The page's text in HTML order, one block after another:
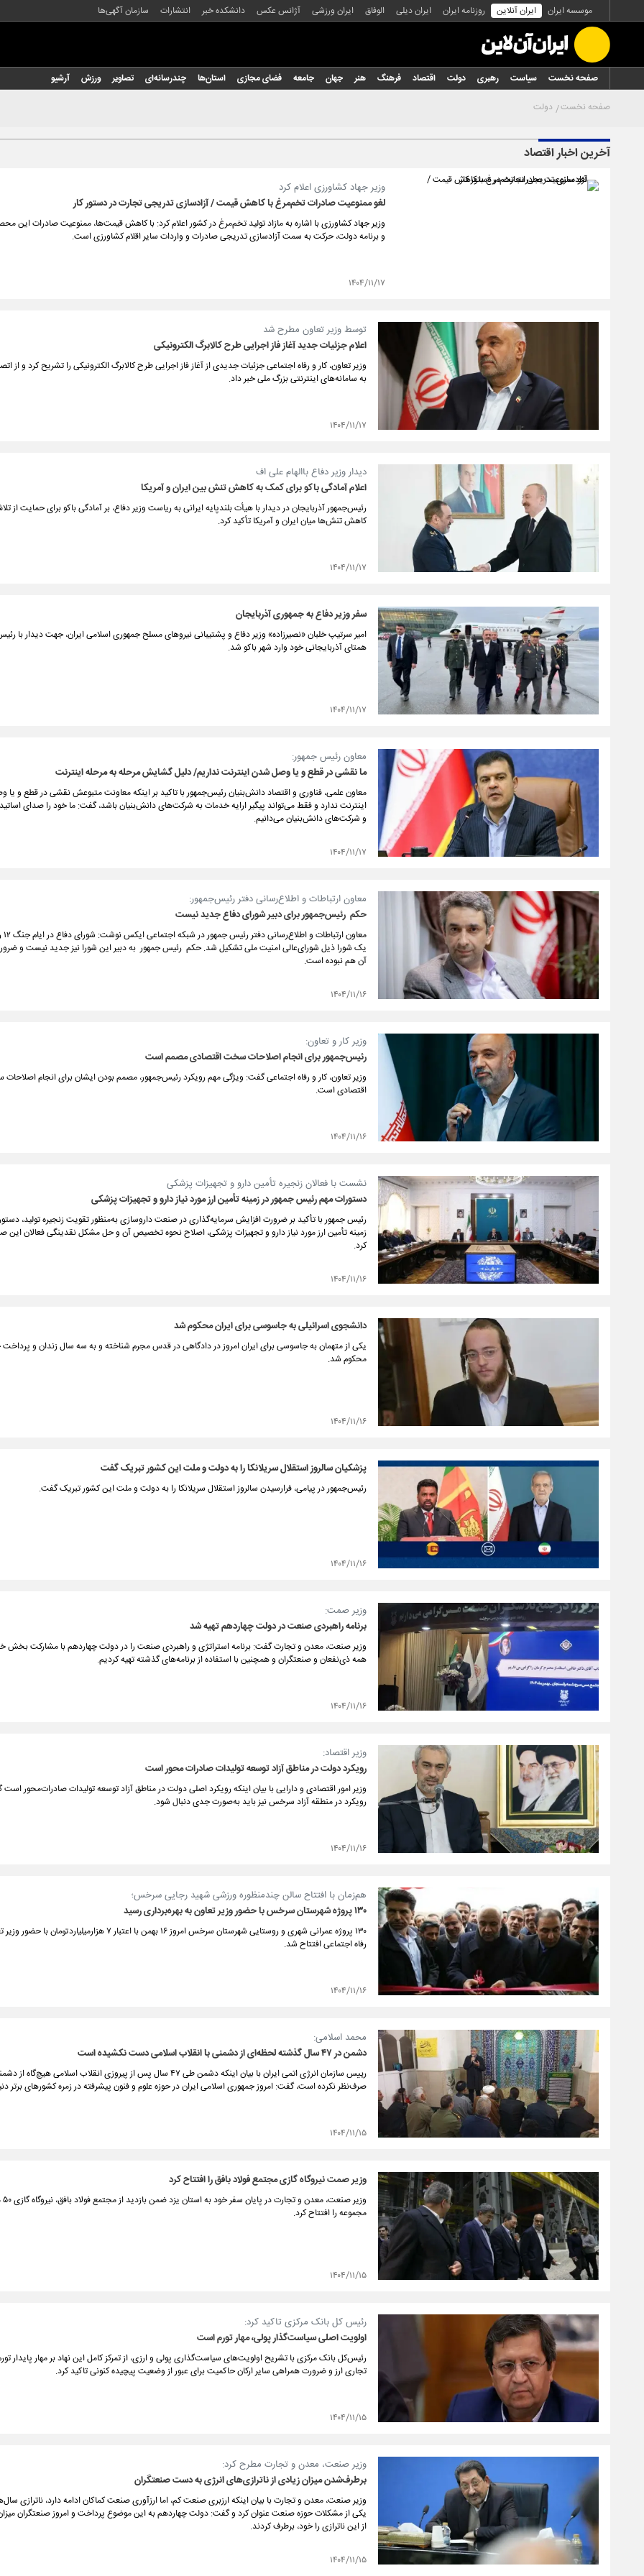
موسسه ایران ایران آنلاین روزنامه ایران ایران دیلی الوفاق ایران ورزشی آژانس عکس دانشکده خبر انتشارات سازمان آگهی‌ها
صفحه نخست سیاست رهبری دولت اقتصاد فرهنگ هنر جهان جامعه فضای مجازی استان‌ها چندرسانه‌ای تصاویر ورزش آرشیو
صفحه نخست دولت
آخرین اخبار اقتصاد
وزیر جهاد کشاورزی اعلام کرد
لغو ممنوعیت صادرات تخم‌مرغ با کاهش قیمت / آزادسازی تدریجی تجارت در دستور کار
وزیر جهاد کشاورزی با اشاره به مازاد تولید تخم‌مرغ در کشور اعلام کرد: با کاهش قیمت‌ها، ممنوعیت صادرات این
و برنامه دولت، حرکت به سمت آزادسازی تدریجی صادرات و واردات سایر اقلام کشاورزی است.
۱۴۰۴/۱۱/۱۷
توسط وزیر تعاون مطرح شد
اعلام جزئیات جدید آغاز فاز اجرایی طرح کالابرگ الکترونیکی
وزیر تعاون، کار و رفاه اجتماعی جزئیات جدیدی از آغاز فاز اجرایی طرح کالابرگ الکترونیکی را تشریح کرد و از
به سامانه‌های اینترنتی بزرگ ملی خبر داد.
۱۴۰۴/۱۱/۱۷
دیدار وزیر دفاع باالهام علی اف
اعلام آمادگی باکو برای کمک به کاهش تنش‌ بین ایران و آمریکا
رئیس‌جمهور آذربایجان در دیدار با هیأت بلندپایه ایرانی به ریاست وزیر دفاع، بر آمادگی باکو برای حمایت از
کاهش تنش‌ها میان ایران و آمریکا تأکید کرد.
۱۴۰۴/۱۱/۱۷
سفر وزیر دفاع به جمهوری آذربایجان
امیر سرتیپ خلبان «نصیرزاده» وزیر دفاع و پشتیبانی نیروهای مسلح جمهوری اسلامی ایران، جهت دیدار با
همتای آذربایجانی خود وارد شهر باکو شد.
۱۴۰۴/۱۱/۱۷
معاون رئیس جمهور:
ما نقشی در قطع و یا وصل شدن اینترنت نداریم/ دلیل گشایش مرحله به مرحله اینترنت
معاون علمی، فناوری و اقتصاد دانش‌بنیان رئیس‌جمهور با تاکید بر اینکه معاونت متبوعش نقشی در قطع و
اینترنت ندارد و فقط می‌تواند پیگیر ارایه خدمات به شرکت‌های دانش‌بنیان باشد، گفت: ما خود را صدای
و شرکت‌های دانش‌بنیان می‌دانیم.
۱۴۰۴/۱۱/۱۷
معاون ارتباطات و اطلاع‌رسانی دفتر رئیس‌جمهور:
حکم ⁧ رئیس‌جمهور⁩ برای دبیر شورای دفاع جدید نیست
یک شورا ذیل شورای‌عالی امنیت ملی تشکیل شد. حکم ⁧ رئیس جمهور ⁩ به دبیر این شورا نیز
آن هم نبوده است.
۱۴۰۴/۱۱/۱۶
وزیر کار و تعاون:
رئیس‌جمهور برای انجام اصلاحات سخت اقتصادی مصمم است
وزیر تعاون، کار و رفاه اجتماعی گفت: ویژگی مهم رویکرد رئیس‌جمهور، مصمم بودن ایشان برای انجام
اقتصادی است.
۱۴۰۴/۱۱/۱۶
نشست با فعالان زنجیره تأمین دارو و تجهیزات پزشکی
دستورات مهم رئیس جمهور در زمینه تأمین ارز مورد نیاز دارو و تجهیزات پزشکی
رئیس جمهور با تأکید بر ضرورت افزایش سرمایه‌گذاری در صنعت داروسازی به‌منظور تقویت زنجیره تولید،
زمینه تأمین ارز مورد نیاز دارو و تجهیزات پزشکی، اصلاح نحوه تخصیص آن و حل مشکل نقدینگی فعالان این
کرد.
۱۴۰۴/۱۱/۱۶
دانشجوی اسرائیلی به جاسوسی برای ایران محکوم شد
یکی از متهمان به جاسوسی برای ایران امروز در دادگاهی در قدس مجرم شناخته و به سه سال زندان و
محکوم شد.
۱۴۰۴/۱۱/۱۶
پزشکیان سالروز استقلال سریلانکا را به دولت و ملت این کشور تبریک گفت
رئیس‌جمهور در پیامی، فرارسیدن سالروز استقلال سریلانکا را به دولت و ملت این کشور تبریک گفت.
۱۴۰۴/۱۱/۱۶
وزیر صمت:
برنامه راهبردی صنعت در دولت چهاردهم تهیه شد
وزیر صنعت، معدن و تجارت گفت: برنامه استراتژی و راهبردی صنعت را در دولت چهاردهم با مشارکت
همه ذی‌نفعان و صنعتگران و همچنین با استفاده از برنامه‌های گذشته تهیه کردیم.
۱۴۰۴/۱۱/۱۶
وزیر اقتصاد:
رویکرد دولت در مناطق آزاد توسعه تولیدات صادرات محور است
وزیر امور اقتصادی و دارایی با بیان اینکه رویکرد اصلی دولت در مناطق آزاد توسعه تولیدات صادرات‌محور
رویکرد در منطقه آزاد سرخس نیز باید به‌صورت جدی دنبال شود.
۱۴۰۴/۱۱/۱۶
هم‌زمان با افتتاح سالن چندمنظوره ورزشی شهید رجایی سرخس؛
۱۳۰ پروژه شهرستان سرخس با حضور وزیر تعاون به بهره‌برداری رسید
۱۳۰ پروژه عمرانی شهری و روستایی شهرستان سرخس امروز ۱۶ بهمن با اعتبار ۷
رفاه اجتماعی افتتاح شد.
۱۴۰۴/۱۱/۱۶
محمد اسلامی:
دشمن در ۴۷ سال گذشته لحظه‌ای از دشمنی با انقلاب اسلامی دست نکشیده است
رییس سازمان انرژی اتمی ایران با بیان اینکه دشمن طی ۴۷ سال پس از پیروزی انقلاب اسلامی
صرف‌نظر نکرده است، گفت: امروز جمهوری اسلامی ایران در حوزه علوم و فنون پیشرفته در زمره کشورهای برتر
۱۴۰۴/۱۱/۱۵
وزیر صمت نیروگاه گازی مجتمع فولاد بافق را افتتاح کرد
مجموعه را افتتاح کرد.
۱۴۰۴/۱۱/۱۵
رئیس کل بانک مرکزی تاکید کرد:
اولویت اصلی سیاست‌گذار پولی، مهار تورم است
رئیس‌کل بانک مرکزی با تشریح اولویت‌های سیاست‌گذاری پولی و ارزی، از تمرکز کامل این نهاد بر مهار پایدار
تجاری ارز و ضرورت همراهی سایر ارکان حاکمیت برای عبور از وضعیت پیچیده کنونی تاکید کرد.
۱۴۰۴/۱۱/۱۵
وزیر صنعت، معدن و تجارت مطرح کرد:
برطرف‌شدن میزان زیادی از ناترازی‌های انرژی به دست صنعتگران
وزیر صنعت، معدن و تجارت با بیان اینکه ارزبری صنعت کم، اما ارزآوری صنعت کماکان ادامه دارد، ناترازی
یکی از مشکلات حوزه صنعت عنوان کرد و گفت: دولت چهاردهم به این موضوع پرداخت و امروز صنعتگران
از این ناترازی را خود، برطرف کردند.
۱۴۰۴/۱۱/۱۵